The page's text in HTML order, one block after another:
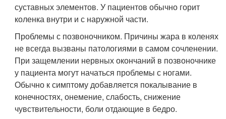
суставных элементов. У пациентов обычно горит
коленка внутри и с наружной части.
Проблемы с позвоночником. Причины жара в коленях
не всегда вызваны патологиями в самом сочленении.
При защемлении нервных окончаний в позвоночнике
у пациента могут начаться проблемы с ногами.
Обычно к симптому добавляется покалывание в
конечностях, онемение, слабость, снижение
чувствительности, боли отдающие в бедро.